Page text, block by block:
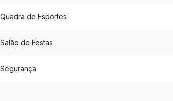
Quadra de Esportes
Salão de Festas
Segurança